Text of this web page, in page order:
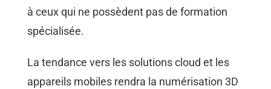
à ceux qui ne possèdent pas de formation
spécialisée.
La tendance vers les solutions cloud et les
appareils mobiles rendra la numérisation 3D